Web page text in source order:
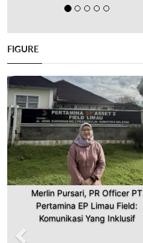
FIGURE
Merlin Pursari, PR Officer PT
Pertamina EP Limau Field:
Komunikasi Yang Inklusif
Previous